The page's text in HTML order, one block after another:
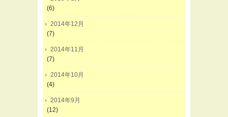
(6)
2014年12月
(7)
2014年11月
(7)
2014年10月
(4)
2014年9月
(12)